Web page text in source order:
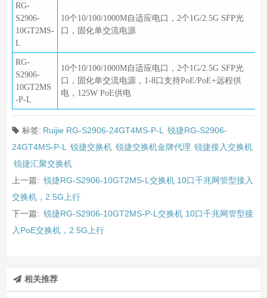
RG-
S2906-
10GT2MS-
L
10个10/100/1000M自适应电口，2个1G/2.5G SFP光
口，固化单交流电源
RG-
S2906-
10GT2MS
-P-L
10个10/100/1000M自适应电口，2个1G/2.5G SFP光
口，固化单交流电源，1-8口支持PoE/PoE+远程供
电，125W PoE供电
标签: Ruijie RG-S2906-24GT4MS-P-L 锐捷RG-S2906-
24GT4MS-P-L 锐捷交换机 锐捷交换机金牌代理 锐捷接入交换机
锐捷汇聚交换机
上一篇: 锐捷RG-S2906-10GT2MS-L交换机 10口千兆网管型接入
交换机，2.5G上行
下一篇: 锐捷RG-S2906-10GT2MS-P-L交换机 10口千兆网管型接
入PoE交换机，2.5G上行
相关推荐